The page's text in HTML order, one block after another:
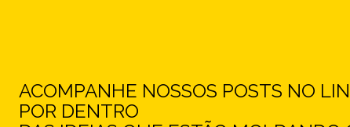
ACOMPANHE NOSSOS POSTS NO
POR DENTRO